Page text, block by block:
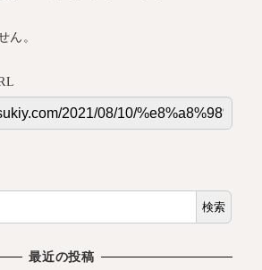
ん。
検索
最近の投稿